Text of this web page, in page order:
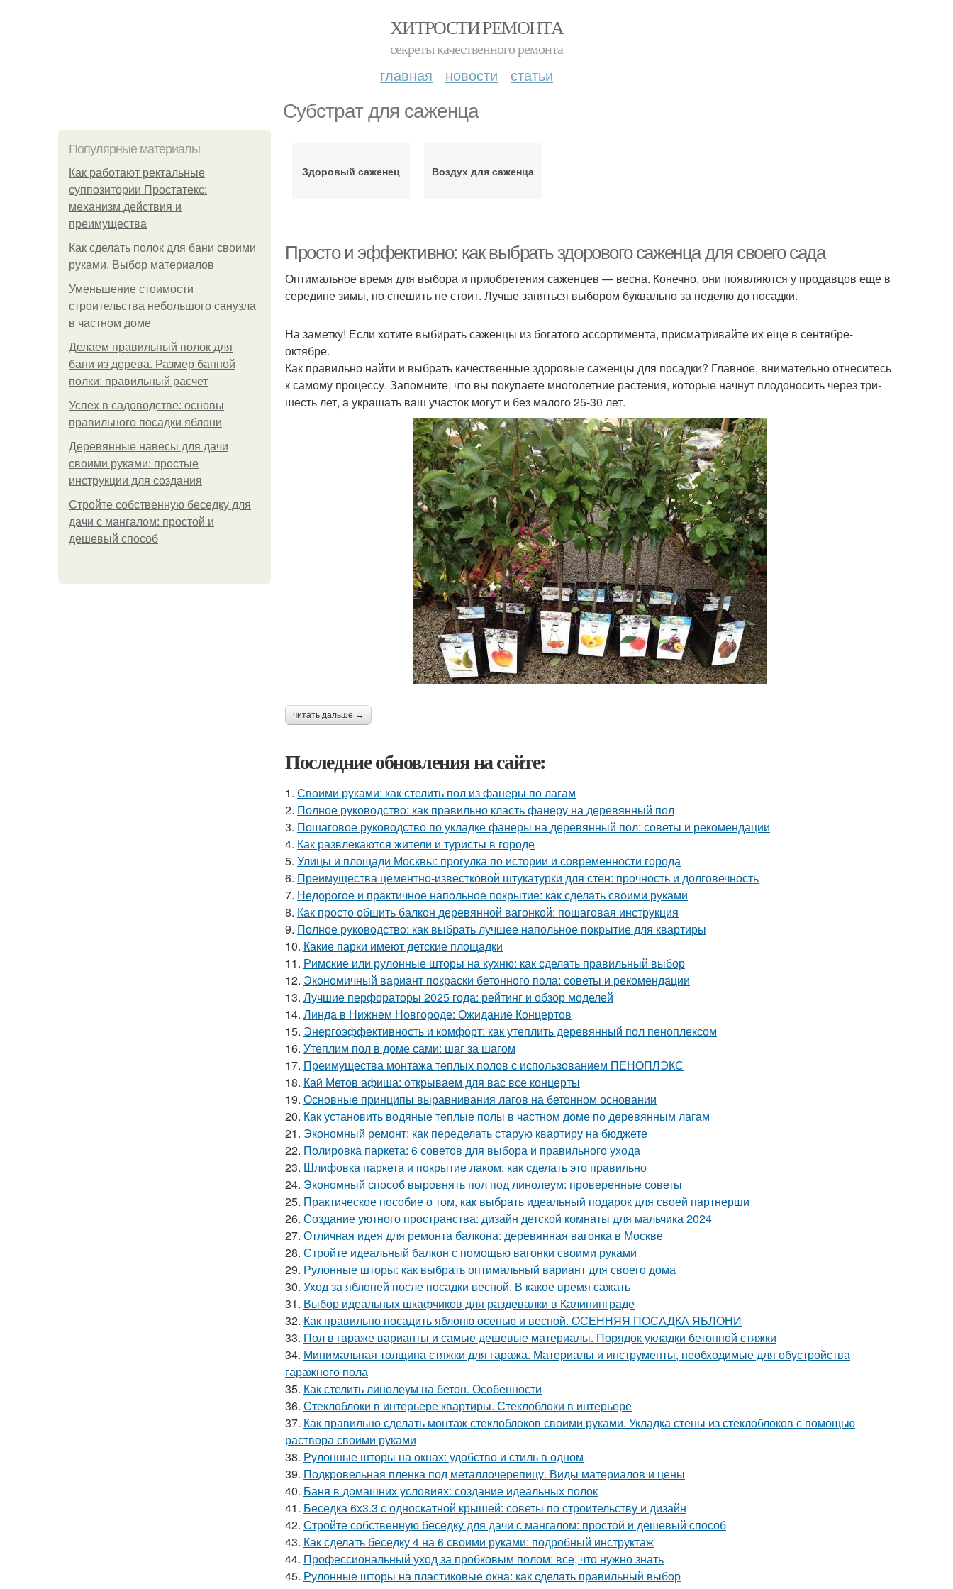
ХИТРОСТИ РЕМОНТА
секреты качественного ремонта
главная новости статьи
Субстрат для саженца
Популярные материалы
Как работают ректальные
суппозитории Простатекс:
механизм действия и
преимущества
Как сделать полок для бани своими
руками. Выбор материалов
Уменьшение стоимости
строительства небольшого санузла
в частном доме
Делаем правильный полок для
бани из дерева. Размер банной
полки: правильный расчет
Успех в садоводстве: основы
правильного посадки яблони
Деревянные навесы для дачи
своими руками: простые
инструкции для создания
Стройте собственную беседку для
дачи с мангалом: простой и
дешевый способ
Здоровый саженец Воздух для саженца
Просто и эффективно: как выбрать здорового саженца для своего сада
Оптимальное время для выбора и приобретения саженцев — весна. Конечно, они появляются у продавцов еще в
середине зимы, но спешить не стоит. Лучше заняться выбором буквально за неделю до посадки.
На заметку! Если хотите выбирать саженцы из богатого ассортимента, присматривайте их еще в сентябре-
октябре.
Как правильно найти и выбрать качественные здоровые саженцы для посадки? Главное, внимательно отнеситесь
к самому процессу. Запомните, что вы покупаете многолетние растения, которые начнут плодоносить через три-
шесть лет, а украшать ваш участок могут и без малого 25-30 лет.
читать дальше →
Последние обновления на сайте:
1. Своими руками: как стелить пол из фанеры по лагам
2. Полное руководство: как правильно класть фанеру на деревянный пол
3. Пошаговое руководство по укладке фанеры на деревянный пол: советы и рекомендации
4. Как развлекаются жители и туристы в городе
5. Улицы и площади Москвы: прогулка по истории и современности города
6. Преимущества цементно-известковой штукатурки для стен: прочность и долговечность
7. Недорогое и практичное напольное покрытие: как сделать своими руками
8. Как просто обшить балкон деревянной вагонкой: пошаговая инструкция
9. Полное руководство: как выбрать лучшее напольное покрытие для квартиры
10. Какие парки имеют детские площадки
11. Римские или рулонные шторы на кухню: как сделать правильный выбор
12. Экономичный вариант покраски бетонного пола: советы и рекомендации
13. Лучшие перфораторы 2025 года: рейтинг и обзор моделей
14. Линда в Нижнем Новгороде: Ожидание Концертов
15. Энергоэффективность и комфорт: как утеплить деревянный пол пеноплексом
16. Утеплим пол в доме сами: шаг за шагом
17. Преимущества монтажа теплых полов с использованием ПЕНОПЛЭКС
18. Кай Метов афиша: открываем для вас все концерты
19. Основные принципы выравнивания лагов на бетонном основании
20. Как установить водяные теплые полы в частном доме по деревянным лагам
21. Экономный ремонт: как переделать старую квартиру на бюджете
22. Полировка паркета: 6 советов для выбора и правильного ухода
23. Шлифовка паркета и покрытие лаком: как сделать это правильно
24. Экономный способ выровнять пол под линолеум: проверенные советы
25. Практическое пособие о том, как выбрать идеальный подарок для своей партнерши
26. Создание уютного пространства: дизайн детской комнаты для мальчика 2024
27. Отличная идея для ремонта балкона: деревянная вагонка в Москве
28. Стройте идеальный балкон с помощью вагонки своими руками
29. Рулонные шторы: как выбрать оптимальный вариант для своего дома
30. Уход за яблоней после посадки весной. В какое время сажать
31. Выбор идеальных шкафчиков для раздевалки в Калининграде
32. Как правильно посадить яблоню осенью и весной. ОСЕННЯЯ ПОСАДКА ЯБЛОНИ
33. Пол в гараже варианты и самые дешевые материалы. Порядок укладки бетонной стяжки
34. Минимальная толщина стяжки для гаража. Материалы и инструменты, необходимые для обустройства
гаражного пола
35. Как стелить линолеум на бетон. Особенности
36. Стеклоблоки в интерьере квартиры. Стеклоблоки в интерьере
37. Как правильно сделать монтаж стеклоблоков своими руками. Укладка стены из стеклоблоков с помощью
раствора своими руками
38. Рулонные шторы на окнах: удобство и стиль в одном
39. Подкровельная пленка под металлочерепицу. Виды материалов и цены
40. Баня в домашних условиях: создание идеальных полок
41. Беседка 6х3.3 с односкатной крышей: советы по строительству и дизайн
42. Стройте собственную беседку для дачи с мангалом: простой и дешевый способ
43. Как сделать беседку 4 на 6 своими руками: подробный инструктаж
44. Профессиональный уход за пробковым полом: все, что нужно знать
45. Рулонные шторы на пластиковые окна: как сделать правильный выбор